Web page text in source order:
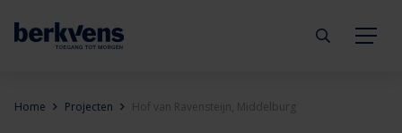
Home Projecten Hof van Ravensteijn, Middelburg